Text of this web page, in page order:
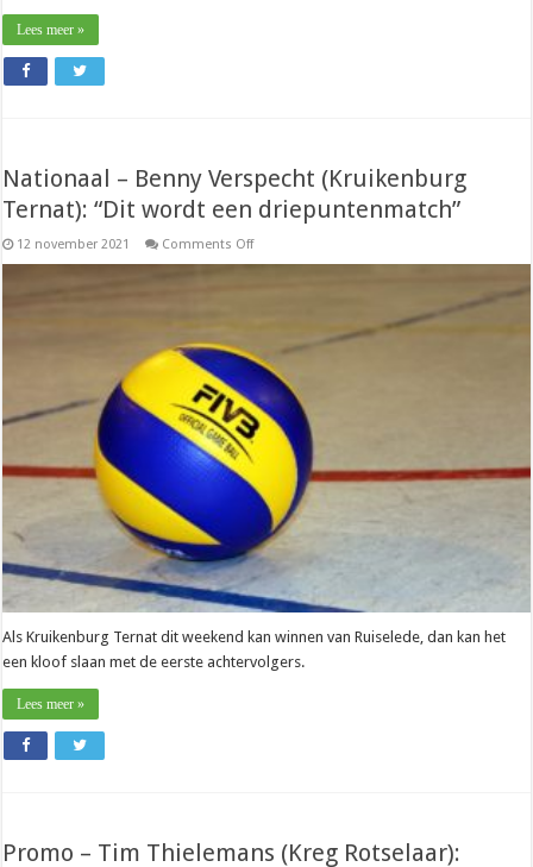
Lees meer »
Nationaal – Benny Verspecht (Kruikenburg
Ternat): “Dit wordt een driepuntenmatch”
12 november 2021 Comments Offon
“Dit
wordt
een
driepuntenmatch”
Als Kruikenburg Ternat dit weekend kan winnen van Ruiselede, dan kan het
een kloof slaan met de eerste achtervolgers.
Lees meer »
Promo – Tim Thielemans (Kreg Rotselaar):